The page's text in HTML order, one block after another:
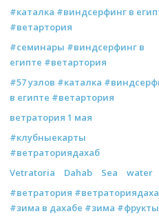
#каталка #виндсерфинг в
#ветартория
#семинары #виндсерфинг в
египте #ветартория
#57 узлов #каталка
в египте #ветартория
ветратория 1 мая
#клубныекарты
#ветраториядахаб
Vetratoria
Dahab Sea
water
#ветратория
#зима в дахабе #зима #фрукты